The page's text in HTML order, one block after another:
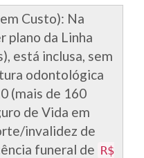
Custo): Na
plano da Linha
está inclusa, sem
odontológica
(mais de 160
de Vida em
invalidez de
funeral de R$